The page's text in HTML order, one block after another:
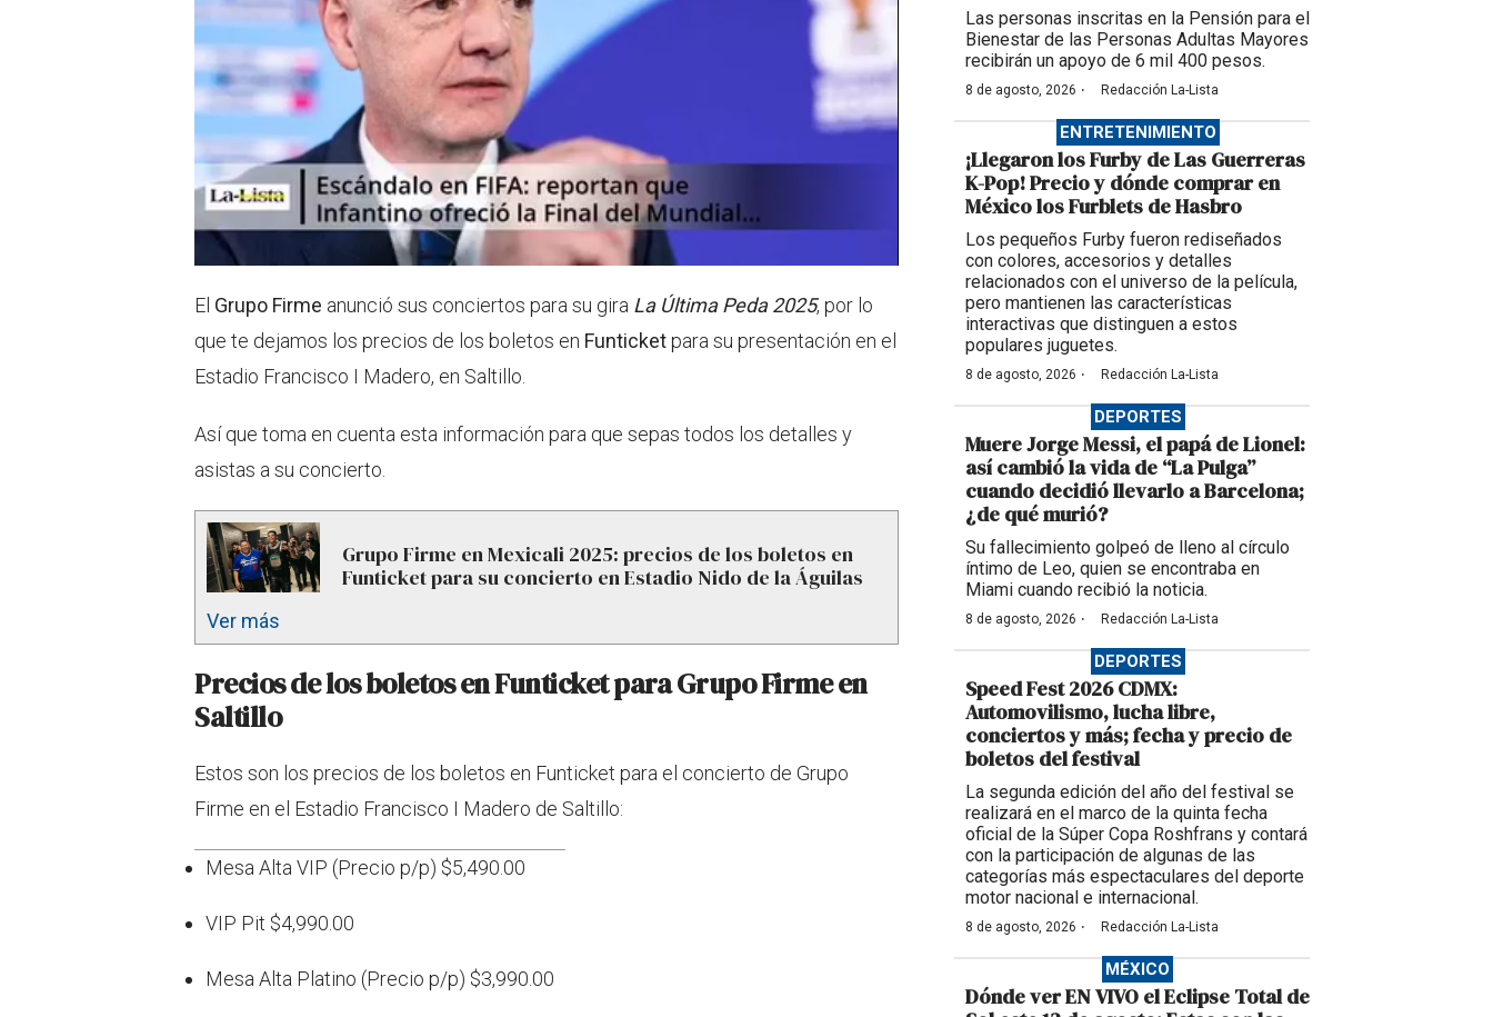
El Grupo Firme anunció sus conciertos para su gira La Última Peda 2025, por lo
que te dejamos los precios de los boletos en Funticketpara su presentación en el
Estadio Francisco I Madero, en Saltillo.
Así que toma en cuenta esta información para que sepas todos los detalles y
asistas a su concierto.
Grupo Firme en Mexicali 2025: precios de los boletos en
Funticket para su concierto en Estadio Nido de la Águilas
Ver más
Precios de los boletos en Funticket para Grupo Firme en
Saltillo
Estos son los precios de los boletos en Funticket para el concierto de Grupo
Firme en el Estadio Francisco I Madero de Saltillo:
Mesa Alta VIP (Precio p/p) $5,490.00
VIP Pit $4,990.00
Mesa Alta Platino (Precio p/p) $3,990.00
Las personas inscritas en la Pensión para el
Bienestar de las Personas Adultas Mayores
recibirán un apoyo de 6 mil 400 pesos.
8 de agosto, 2026 · Redacción La-Lista
ENTRETENIMIENTO
¡Llegaron los Furby de Las Guerreras
K-Pop! Precio y dónde comprar en
México los Furblets de Hasbro
Los pequeños Furby fueron rediseñados
con colores, accesorios y detalles
relacionados con el universo de la película,
pero mantienen las características
interactivas que distinguen a estos
populares juguetes.
8 de agosto, 2026 · Redacción La-Lista
DEPORTES
Muere Jorge Messi, el papá de Lionel:
así cambió la vida de “La Pulga”
cuando decidió llevarlo a Barcelona;
¿de qué murió?
Su fallecimiento golpeó de lleno al círculo
íntimo de Leo, quien se encontraba en
Miami cuando recibió la noticia.
8 de agosto, 2026 · Redacción La-Lista
DEPORTES
Speed Fest 2026 CDMX:
Automovilismo, lucha libre,
conciertos y más; fecha y precio de
boletos del festival
La segunda edición del año del festival se
realizará en el marco de la quinta fecha
oficial de la Súper Copa Roshfrans y contará
con la participación de algunas de las
categorías más espectaculares del deporte
motor nacional e internacional.
8 de agosto, 2026 · Redacción La-Lista
MÉXICO
Dónde ver EN VIVO el Eclipse Total de